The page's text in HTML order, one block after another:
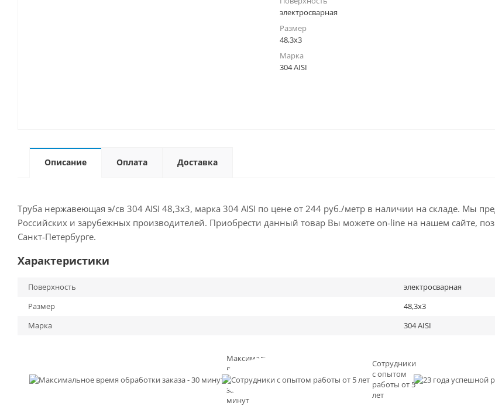
электросварная
Размер
48,3х3
Марка
304 AISI
Описание Оплата Доставка
Труба нержавеющая э/св 304 AISI 48,3х3, марка 304 AISI по цене от 244 руб./метр в наличии на складе. Мы
Российских и зарубежных производителей. Приобрести данный товар Вы можете on-line на нашем сайте,
Санкт-Петербурге.
Характеристики
Поверхность
электросварная
Размер
48,3х3
Марка
304 AISI
Максимальное
время
обработки
заказа - 30
минут
Сотрудники
с опытом
работы от 5
лет